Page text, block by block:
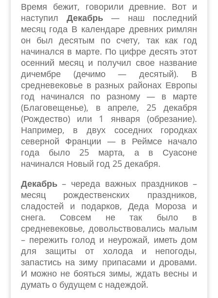
Время бежит, говорили древние. Вот и
наступил Декабрь— наш последний
месяц года В календаре древних римлян
он был десятым по счету, так как год
начинался в марте. По цифре десять этот
осенний месяц и получил свое название
дичембре (дечимо — десятый). В
средневековье в разных районах Европы
год начинался по разному — в марте
(Благовещенье), в апреле, 25 декабря
(Рождество) или 1 января (обрезание).
Например, в двух соседних городках
северной Франции — в Реймсе начало
года было 25 марта, а в Суасоне
начинался Новый год 25 декабря.
Декабрь– череда важных праздников –
месяц рождественских праздников,
сладостей и подарков, Деда Мороза и
снега. Совсем не так было в
средневековье, довольствовались малым
– пережить голод и неурожай, иметь дом
для защиты от холода и непогоды,
запастись на зиму припасами и дровами.
И можно не бояться зимы, ждать весны и
думать о будущем с надеждой.